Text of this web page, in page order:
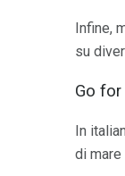
Infine,
su
Go
In
di